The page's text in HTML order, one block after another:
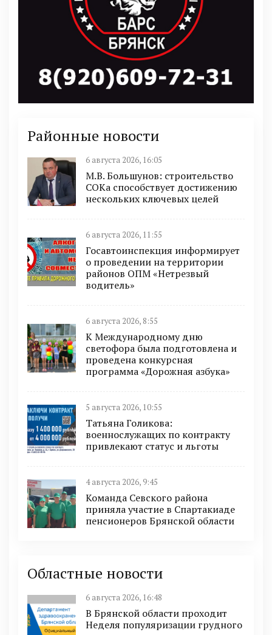
Районные новости
6 августа 2026, 16:05
М.В. Большунов: строительство
СОКа способствует достижению
нескольких ключевых целей
6 августа 2026, 11:55
Госавтоинспекция информирует
о проведении на территории
районов ОПМ «Нетрезвый
водитель»
6 августа 2026, 8:55
К Международному дню
светофора была подготовлена и
проведена конкурсная
программа «Дорожная азбука»
5 августа 2026, 10:55
Татьяна Голикова:
военнослужащих по контракту
привлекают статус и льготы
4 августа 2026, 9:45
Команда Севского района
приняла участие в Спартакиаде
пенсионеров Брянской области
Областные новости
6 августа 2026, 16:48
В Брянской области проходит
Неделя популяризации грудного